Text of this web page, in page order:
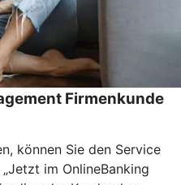
Firmenkunde
können Sie den Service
im OnlineBanking